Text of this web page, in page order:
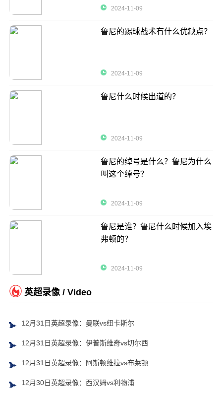
2024-11-09
鲁尼的踢球战术有什么优缺点？
2024-11-09
鲁尼什么时候出道的？
2024-11-09
鲁尼的绰号是什么？鲁尼为什么
叫这个绰号？
2024-11-09
鲁尼是谁？鲁尼什么时候加入埃
弗顿的？
2024-11-09
英超录像 / Video
12月31日英超录像：曼联vs纽卡斯尔
12月31日英超录像：伊普斯维奇vs切尔西
12月31日英超录像：阿斯顿维拉vs布莱顿
12月30日英超录像：西汉姆vs利物浦